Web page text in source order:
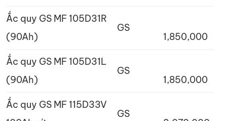
Ắc quy GS MF 105D31R
(90Ah)
GS
1,850,000
Ắc quy GS MF 105D31L
(90Ah)
GS
1,850,000
Ắc quy GS MF 115D33V
GS